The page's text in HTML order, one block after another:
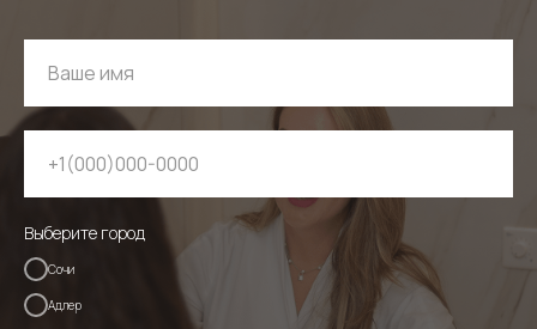
Выберите город
Сочи
Адлер